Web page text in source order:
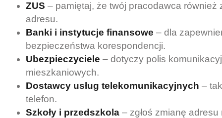
ZUS – pamiętaj, że twój pracodawca również
adresu.
Banki i instytucje finansowe – dla
bezpieczeństwa korespondencji.
Ubezpieczyciele – dotyczy polis
mieszkaniowych.
Dostawcy usług telekomunikacyjnych –
telefon.
Szkoły i przedszkola – zgłoś zmianę adresu